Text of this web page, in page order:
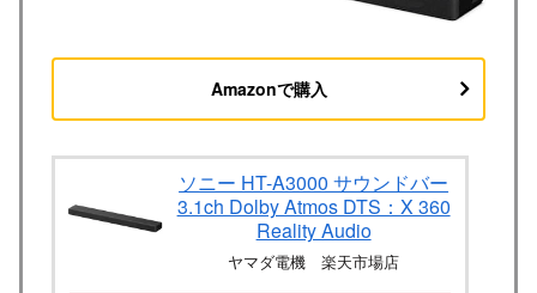
Amazonで購入
ソニー HT-A3000 サウンドバー
3.1ch Dolby Atmos DTS：X 360
Reality Audio
ヤマダ電機 楽天市場店